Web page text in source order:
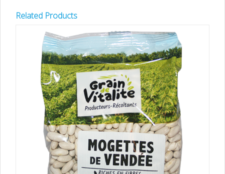
Related Products